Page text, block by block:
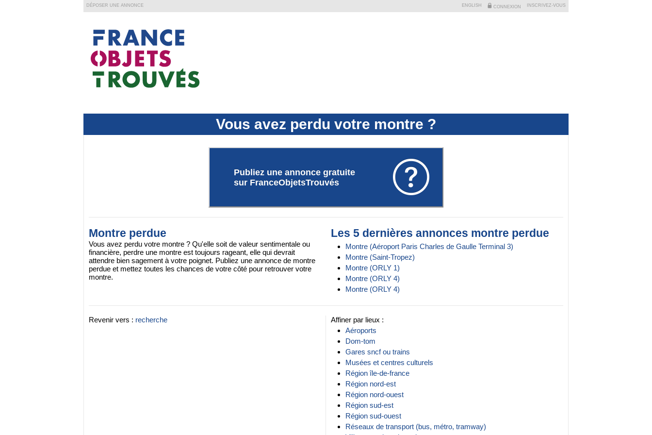
Vous avez perdu votre montre ?

Publiez une annonce gratuite
sur FranceObjetsTrouvés
Montre perdue
Vous avez perdu votre montre ? Qu'elle soit de valeur sentimentale ou
financière, perdre une montre est toujours rageant, elle qui devrait
attendre bien sagement à votre poignet. Publiez une annonce de montre
perdue et mettez toutes les chances de votre côté pour retrouver votre
montre.
Les 5 dernières annonces montre perdue
Montre (Aéroport Paris Charles de Gaulle Terminal 3)
Montre (Saint-Tropez)
Montre (ORLY 1)
Montre (ORLY 4)
Montre (ORLY 4)
Revenir vers : recherche
Affiner par lieux :
Aéroports
Dom-tom
Gares sncf ou trains
Musées et centres culturels
Région île-de-france
Région nord-est
Région nord-ouest
Région sud-est
Région sud-ouest
Réseaux de transport (bus, métro, tramway)
DÉPOSER UNE ANNONCE INSCRIVEZ-VOUS
CONNEXION
ENGLISH